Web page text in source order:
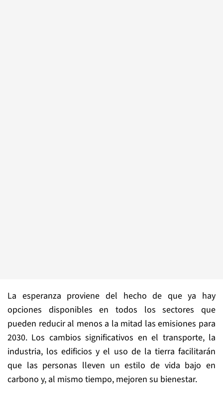
La esperanza proviene del hecho de que ya hay
opciones disponibles en todos los sectores que
pueden reducir al menos a la mitad las emisiones para
2030. Los cambios significativos en el transporte, la
industria, los edificios y el uso de la tierra facilitarán
que las personas lleven un estilo de vida bajo en
carbono y, al mismo tiempo, mejoren su bienestar.